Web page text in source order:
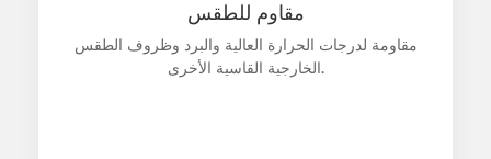
مقاومة
يعيد المواد إلى حالتها الأصلية بعد الإصلاح،